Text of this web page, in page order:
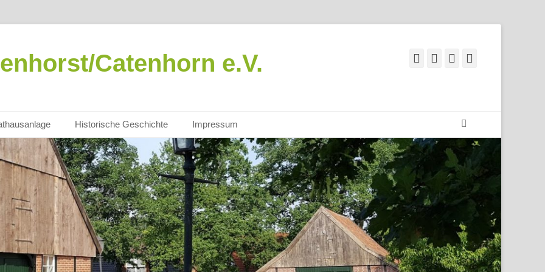
Catenhorn e.V. FacebookGoogleplus
Historische Geschichte Impressum